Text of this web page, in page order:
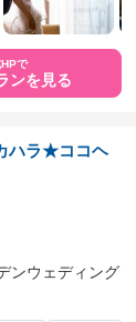
で
ンを見る
ハラ★ココヘ
ンウェディング